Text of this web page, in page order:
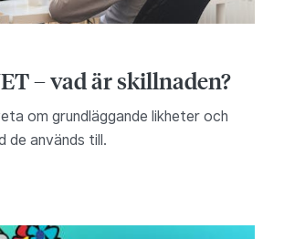
– vad är skillnaden?
om grundläggande likheter och
de används till.